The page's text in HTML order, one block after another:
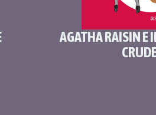
AGATHA RAISIN E